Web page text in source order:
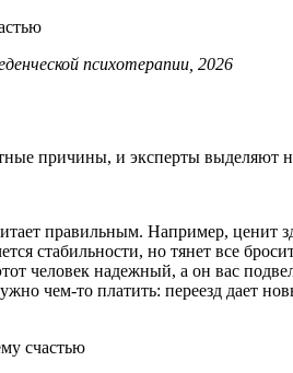
психотерапии , 2026
причины, и эксперты выделяют
правильным. Например, ценит
стабильности, но тянет все
человек надежный, а он вас
чем-то платить: переезд дает